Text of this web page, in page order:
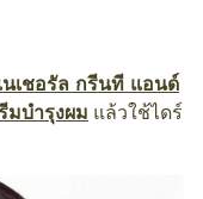
เชอรัล กรีนที แอนด์
มบำรุงผม แล้วใช้ไดร์